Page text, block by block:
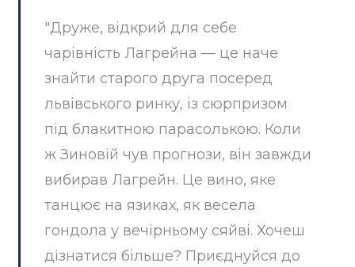
"Друже, відкрий для себе
чарівність Лагрейна — це наче
знайти старого друга посеред
львівського ринку, із сюрпризом
під блакитною парасолькою. Коли
ж Зиновій чув прогнози, він завжди
вибирав Лагрейн. Це вино, яке
танцює на язиках, як весела
гондола у вечірньому сяйві. Хочеш
дізнатися більше? Приєднуйся до